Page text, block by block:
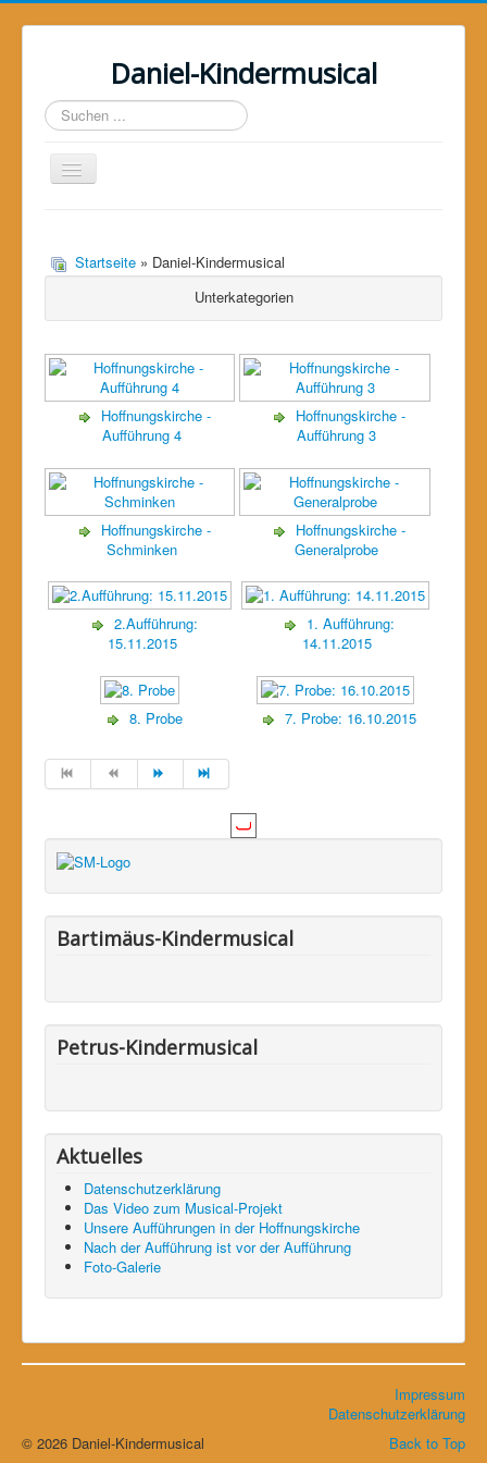
Daniel-Kindermusical
Suchen
...
Toggle
Navigation
Über uns
Galerie
Unterstützer
Kontakt
Startseite » Daniel-Kindermusical
Unterkategorien
Hoffnungskirche -
Aufführung 4
Hoffnungskirche -
Aufführung 3
Hoffnungskirche -
Schminken
Hoffnungskirche -
Generalprobe
2.Aufführung:
15.11.2015
1. Aufführung:
14.11.2015
8. Probe 7. Probe: 16.10.2015
Bartimäus-Kindermusical
Petrus-Kindermusical
Aktuelles
Datenschutzerklärung
Das Video zum Musical-Projekt
Unsere Aufführungen in der Hoffnungskirche
Nach der Aufführung ist vor der Aufführung
Foto-Galerie
Impressum
Datenschutzerklärung
Back to Top
© 2026 Daniel-Kindermusical